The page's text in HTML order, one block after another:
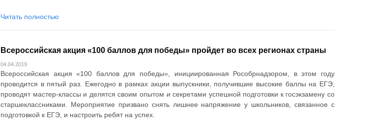
Читать полностью
Всероссийская акция «100 баллов для победы» пройдет во всех регионах страны
04.04.2019
Всероссийская акция «100 баллов для победы», инициированная Рособрнадзором, в этом году
проводится в пятый раз. Ежегодно в рамках акции выпускники, получившие высокие баллы на ЕГЭ,
проводят мастер-классы и делятся своим опытом и секретами успешной подготовки к госэкзамену со
старшеклассниками. Мероприятие призвано снять лишнее напряжение у школьников, связанное с
подготовкой к ЕГЭ, и настроить ребят на успех.